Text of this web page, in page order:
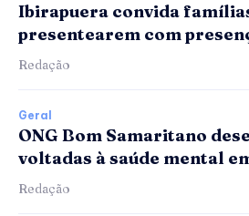
Ibirapuera convida
presentearem com
Redação
Geral
ONG Bom Samaritano
voltadas à saúde mental
Redação